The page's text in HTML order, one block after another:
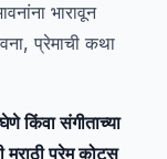
भारावून
प्रेमाची कथा
किंवा संगीताच्या
मराठी प्रेम कोट्स